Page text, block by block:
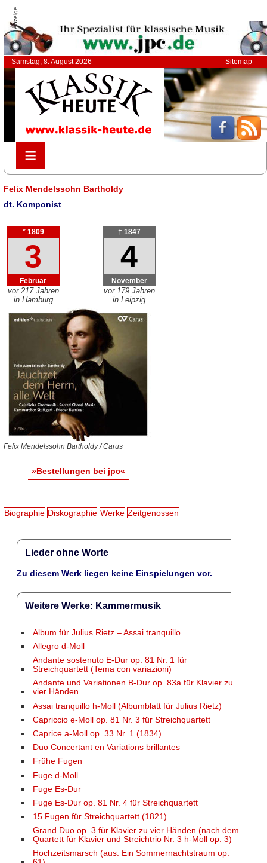
Anzeige
Samstag, 8. August 2026 Sitemap
≡
≡
Felix Mendelssohn Bartholdy
dt. Komponist
* 1809
3
Februar
vor 217 Jahren
in Hamburg
† 1847
4
November
vor 179 Jahren
in Leipzig
Felix Mendelssohn Bartholdy / Carus
»Bestellungen bei jpc«
Biographie Diskographie Werke Zeitgenossen
Lieder ohne Worte
Zu diesem Werk liegen keine Einspielungen vor.
Weitere Werke: Kammermusik
Album für Julius Rietz – Assai tranquillo
Allegro d-Moll
Andante sostenuto E-Dur op. 81 Nr. 1 für
Streichquartett (Tema con variazioni)
Andante und Variationen B-Dur op. 83a für Klavier zu
vier Händen
Assai tranquillo h-Moll (Albumblatt für Julius Rietz)
Capriccio e-Moll op. 81 Nr. 3 für Streichquartett
Caprice a-Moll op. 33 Nr. 1 (1834)
Duo Concertant en Variations brillantes
Frühe Fugen
Fuge d-Moll
Fuge Es-Dur
Fuge Es-Dur op. 81 Nr. 4 für Streichquartett
15 Fugen für Streichquartett (1821)
Grand Duo op. 3 für Klavier zu vier Händen (nach dem
Quartett für Klavier und Streichtrio Nr. 3 h-Moll op. 3)
Hochzeitsmarsch (aus: Ein Sommernachtstraum op.